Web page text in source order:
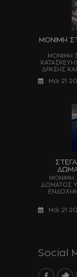
ΜΟΝΙΜΗ
ΜΟΝΙΜΗ
ΔΡΑΣΗΣ
Μάι 21
ΜΟΝΙΜΗ
ΔΩΜΑΤΟΣ
Μάι 21
Social